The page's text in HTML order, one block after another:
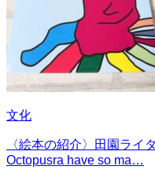
文化
〈絵本の紹介〉田園ライ
Octopusra have so ma…